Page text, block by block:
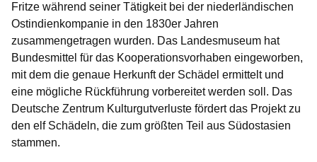
Fritze während seiner Tätigkeit bei der niederländischen
Ostindienkompanie in den 1830er Jahren
zusammengetragen wurden. Das Landesmuseum hat
Bundesmittel für das Kooperationsvorhaben eingeworben,
mit dem die genaue Herkunft der Schädel ermittelt und
eine mögliche Rückführung vorbereitet werden soll. Das
Deutsche Zentrum Kulturgutverluste fördert das Projekt zu
den elf Schädeln, die zum größten Teil aus Südostasien
stammen.